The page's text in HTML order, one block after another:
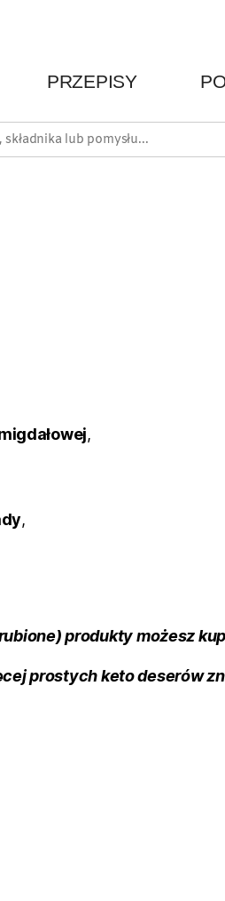
PRZEPISY
,
,
produkty możesz
prostych keto deserów